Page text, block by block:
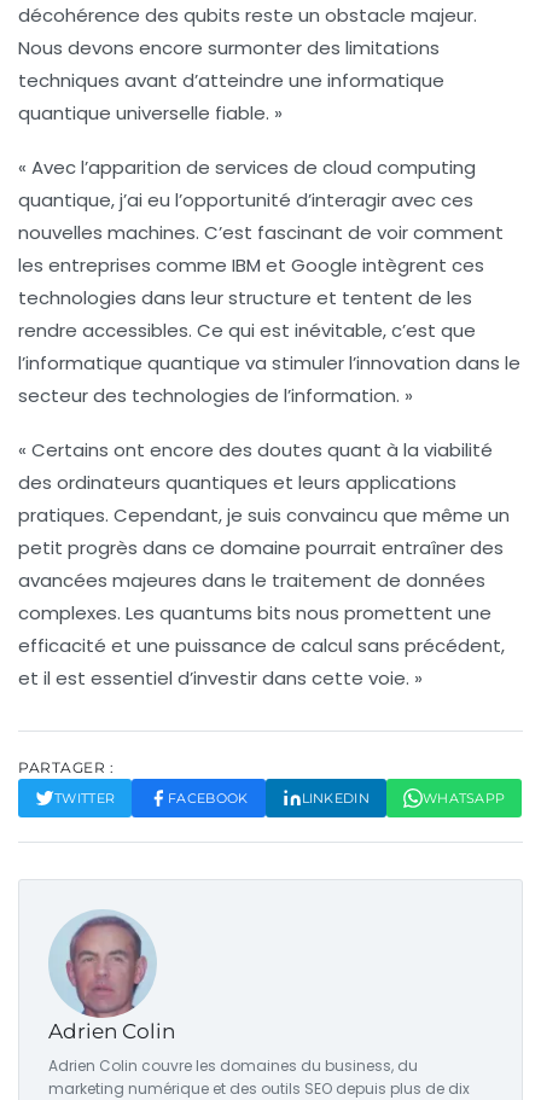
décohérence des qubits reste un obstacle majeur.
Nous devons encore surmonter des limitations
techniques avant d’atteindre une informatique
quantique universelle fiable. »
« Avec l’apparition de services de cloud computing
quantique, j’ai eu l’opportunité d’interagir avec ces
nouvelles machines. C’est fascinant de voir comment
les entreprises comme IBM et Google intègrent ces
technologies dans leur structure et tentent de les
rendre accessibles. Ce qui est inévitable, c’est que
l’informatique quantique va stimuler l’innovation dans le
secteur des technologies de l’information. »
« Certains ont encore des doutes quant à la viabilité
des ordinateurs quantiques et leurs applications
pratiques. Cependant, je suis convaincu que même un
petit progrès dans ce domaine pourrait entraîner des
avancées majeures dans le traitement de données
complexes. Les quantums bits nous promettent une
efficacité et une puissance de calcul sans précédent,
et il est essentiel d’investir dans cette voie. »
PARTAGER :
TWITTER FACEBOOK LINKEDIN WHATSAPP
Adrien Colin
Adrien Colin couvre les domaines du business, du
marketing numérique et des outils SEO depuis plus de dix